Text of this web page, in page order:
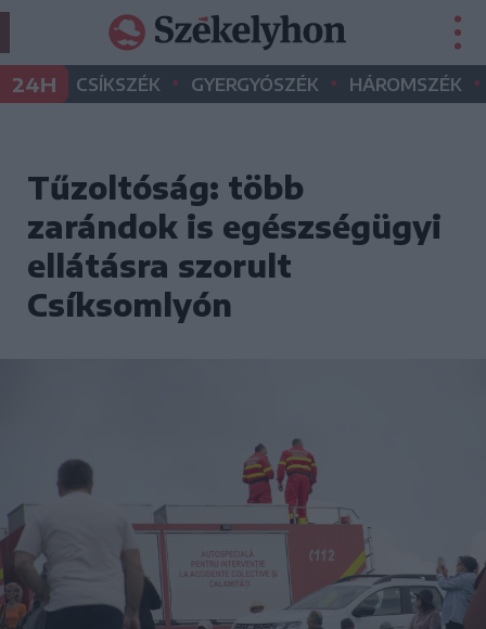
24H CSÍKSZÉK • GYERGYÓSZÉK • HÁROMSZÉK •
Tűzoltóság: több
zarándok is egészségügyi
ellátásra szorult
Csíksomlyón